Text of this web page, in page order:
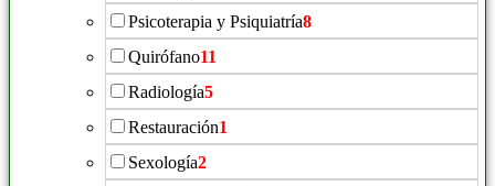
Psicoterapia y Psiquiatría8
Quirófano11
Radiología5
Restauración1
Sexología2